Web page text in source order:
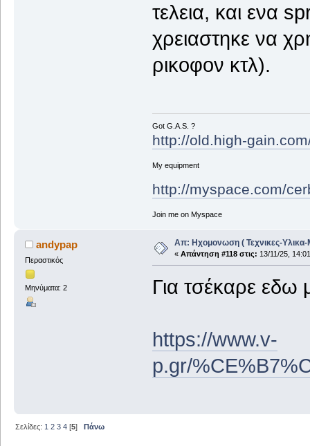
τελεια, και ενα
χρειαστηκε να
ρικοφον κτλ).
Got G.A.S. ?
http://old.high-
My equipment
http://myspace.com/
Join me on Myspace
andypap
Περαστικός
Μηνύματα: 2
Απ: Ηχομονωση ( Τεχνικες-Υλικα-
« Απάντηση #118 στις: 13/11/25,
Για τσέκαρε εδω
https://www.v-
p.gr/
Σελίδες: 1 2 3 4 [5] Πάνω